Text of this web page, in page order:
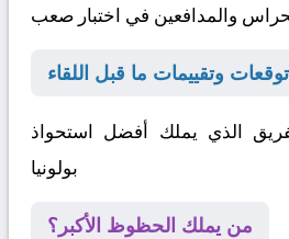
والمدافعين في اختبار صعب
الذي يملك أفضل استحواذ
بولونيا
من يملك الحظوظ الأكبر؟